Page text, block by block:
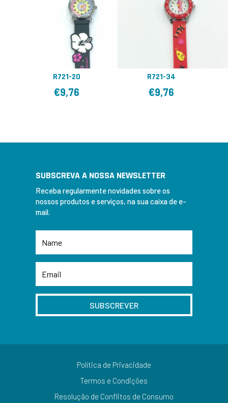
R721-20
€9,76
R721-34
€9,76
SUBSCREVA A NOSSA NEWSLETTER
Receba regularmente novidades sobre os
nossos produtos e serviços, na sua caixa de e-
mail.
SUBSCREVER
Política de Privacidade
Termos e Condições
Resolução de Conflitos de Consumo